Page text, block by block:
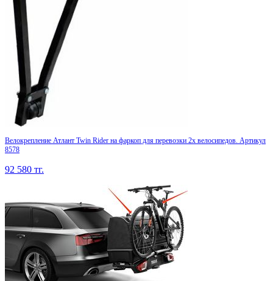
Велокрепление Атлант Twin Rider на фаркоп для перевозки 2х велосипедов. Артикул
8578
92 580 тг.